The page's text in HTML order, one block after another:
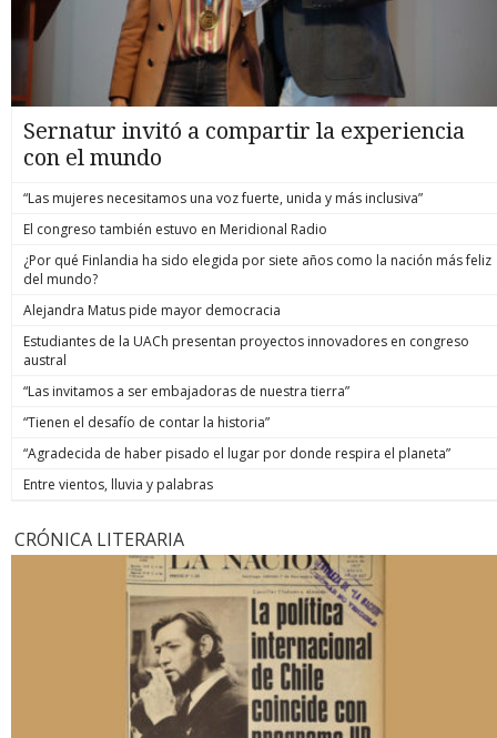
Sernatur invitó a compartir la experiencia
con el mundo
“Las mujeres necesitamos una voz fuerte, unida y más inclusiva”
El congreso también estuvo en Meridional Radio
¿Por qué Finlandia ha sido elegida por siete años como la nación más feliz
del mundo?
Alejandra Matus pide mayor democracia
Estudiantes de la UACh presentan proyectos innovadores en congreso
austral
“Las invitamos a ser embajadoras de nuestra tierra”
“Tienen el desafío de contar la historia”
“Agradecida de haber pisado el lugar por donde respira el planeta”
Entre vientos, lluvia y palabras
CRÓNICA LITERARIA